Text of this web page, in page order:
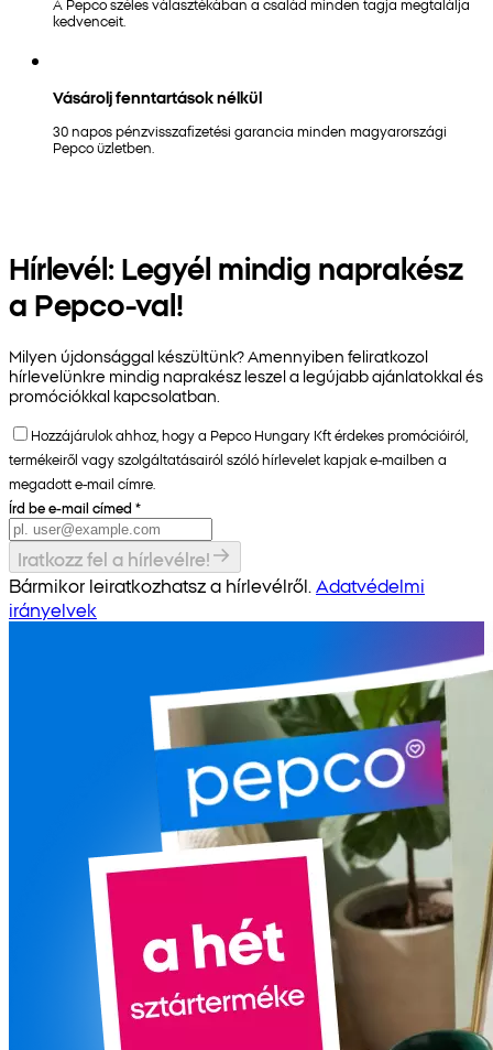
A Pepco széles választékában a család minden tagja megtalálja
kedvenceit.
Vásárolj fenntartások nélkül
30 napos pénzvisszafizetési garancia minden magyarországi
Pepco üzletben.
Hírlevél: Legyél mindig naprakész
a Pepco-val!
Milyen újdonsággal készültünk? Amennyiben feliratkozol
hírlevelünkre mindig naprakész leszel a legújabb ajánlatokkal és
promóciókkal kapcsolatban.
Hozzájárulok ahhoz, hogy a Pepco Hungary Kft érdekes promócióiról,
termékeiről vagy szolgáltatásairól szóló hírlevelet kapjak e-mailben a
megadott e-mail címre.
Írd be e-mail címed *
Iratkozz fel a hírlevélre!
Bármikor leiratkozhatsz a hírlevélről. Adatvédelmi
irányelvek